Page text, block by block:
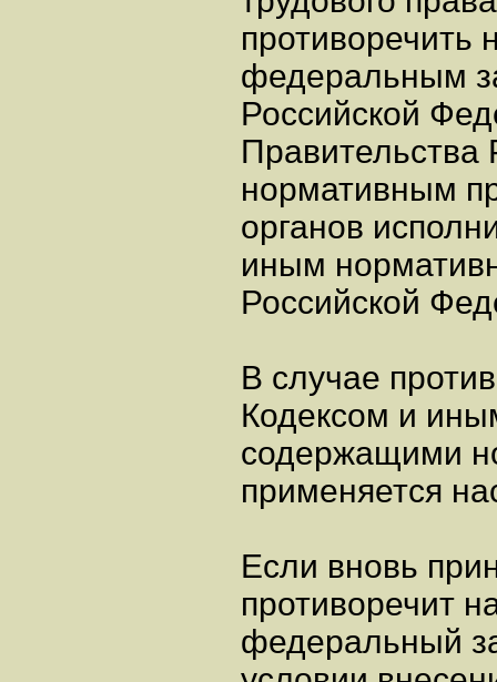
противоречить
федеральным
Российской
Правительства
нормативным
органов
иным
Российской
В случае
Кодексом и
содержащими
применяется
Если вновь
противоречит
федеральный